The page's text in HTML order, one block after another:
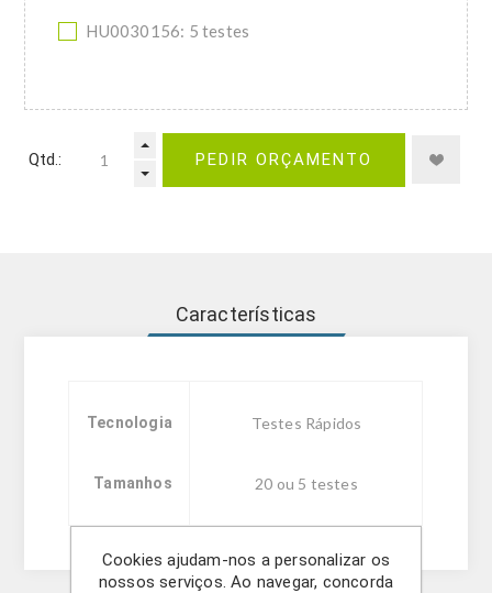
HU0030156: 5 testes
Qtd.: PEDIR ORÇAMENTO
Características
Tecnologia Testes Rápidos
Tamanhos 20 ou 5 testes
Cookies ajudam-nos a personalizar os
nossos serviços. Ao navegar, concorda